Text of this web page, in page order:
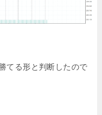
てる形と判断したので